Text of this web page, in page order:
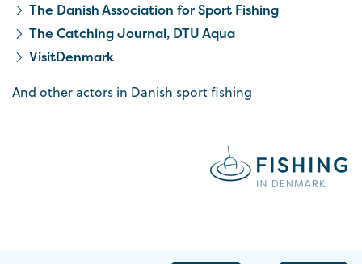
The Danish Association for Sport Fishing
The Catching Journal, DTU Aqua
VisitDenmark
And other actors in Danish sport fishing